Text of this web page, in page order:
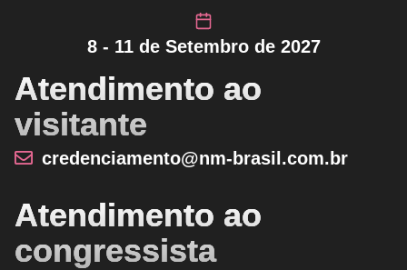
8 - 11 de Setembro de 2027
Atendimento ao
visitante
credenciamento@nm-brasil.com.br
Atendimento ao
congressista